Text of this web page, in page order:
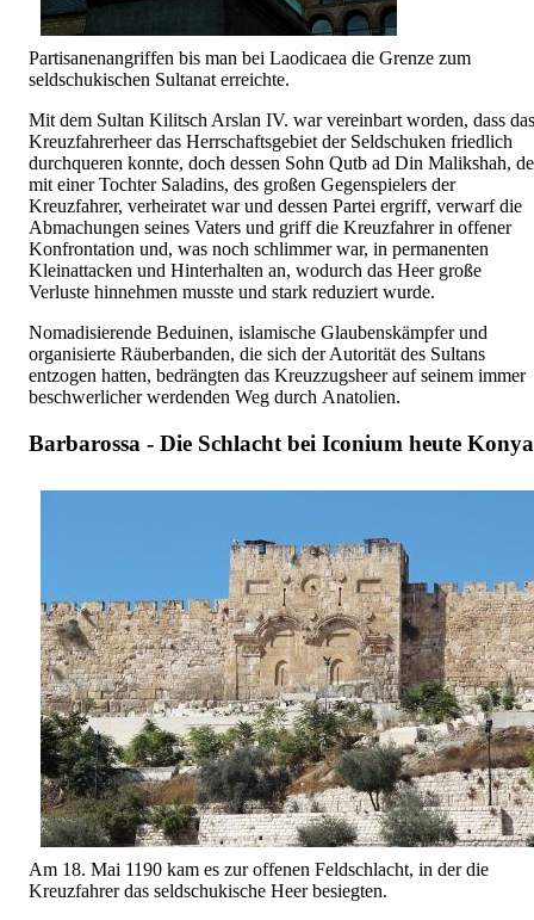
Partisanenangriffen bis man bei Laodicaea die Grenze zum
seldschukischen Sultanat erreichte.
Mit dem Sultan Kilitsch Arslan IV. war vereinbart worden, dass das
Kreuzfahrerheer das Herrschaftsgebiet der Seldschuken friedlich
durchqueren konnte, doch dessen Sohn Qutb ad Din Malikshah,
mit einer Tochter Saladins, des großen Gegenspielers der
Kreuzfahrer, verheiratet war und dessen Partei ergriff, verwarf die
Abmachungen seines Vaters und griff die Kreuzfahrer in offener
Konfrontation und, was noch schlimmer war, in permanenten
Kleinattacken und Hinterhalten an, wodurch das Heer große
Verluste hinnehmen musste und stark reduziert wurde.
Nomadisierende Beduinen, islamische Glaubenskämpfer und
organisierte Räuberbanden, die sich der Autorität des Sultans
entzogen hatten, bedrängten das Kreuzzugsheer auf seinem immer
beschwerlicher werdenden Weg durch Anatolien.
Barbarossa - Die Schlacht bei Iconium heute Konya
Am 18. Mai 1190 kam es zur offenen Feldschlacht, in der die
Kreuzfahrer das seldschukische Heer besiegten.